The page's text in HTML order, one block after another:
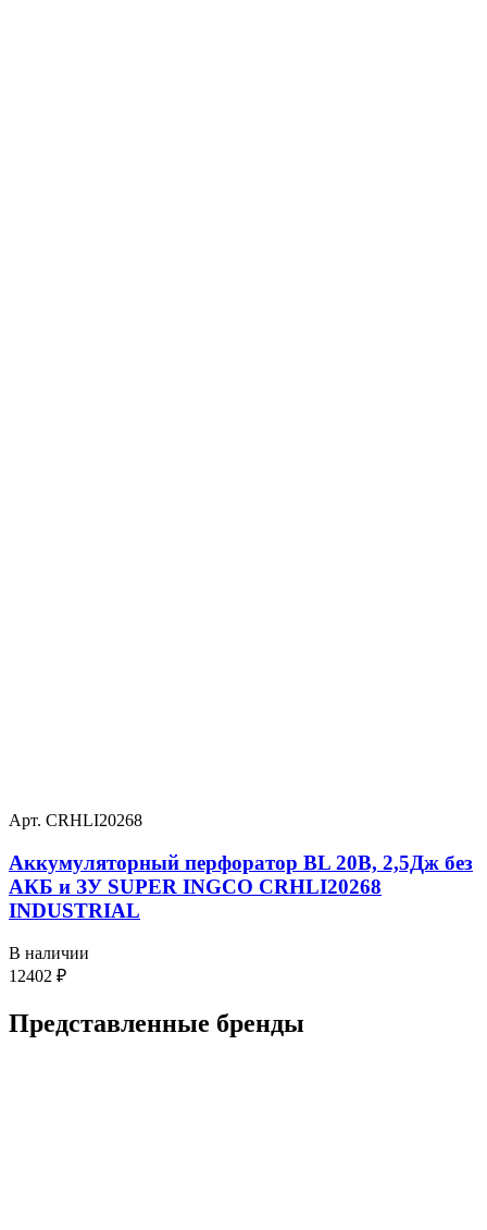
Арт. CRHLI20268
Аккумуляторный перфоратор BL 20В, 2,5Дж без
АКБ и ЗУ SUPER INGCO CRHLI20268
INDUSTRIAL
В наличии
12402 ₽
Представленные бренды